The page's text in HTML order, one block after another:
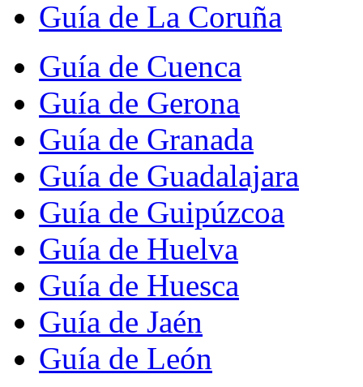
Guía de La Coruña
Guía de Cuenca
Guía de Gerona
Guía de Granada
Guía de Guadalajara
Guía de Guipúzcoa
Guía de Huelva
Guía de Huesca
Guía de Jaén
Guía de León